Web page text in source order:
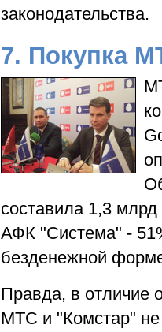
законодательства.
7. Покупка
составила 1,3
АФК "Система" -
безденежной
Правда, в отличие
МТС и "Комстар" не